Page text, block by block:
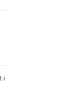
i